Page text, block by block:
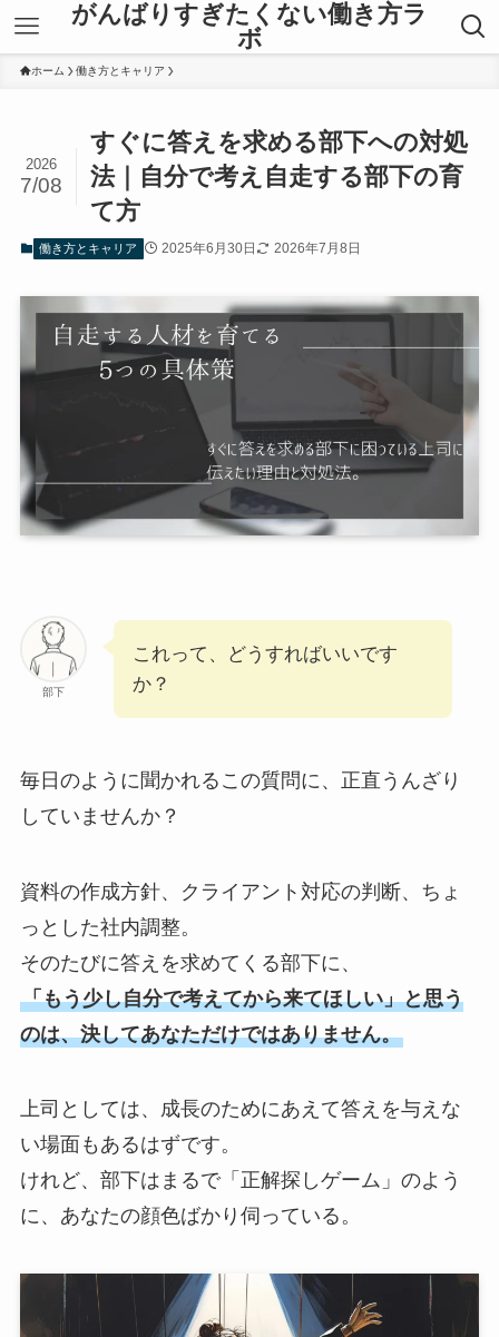
がんばりすぎたくない働き方ラ
ボ
ホーム 働き方とキャリア
すぐに答えを求める部下への対処
法｜自分で考え自走する部下の育
て方
2026
7/08
働き方とキャリア 2025年6月30日 2026年7月8日
部下
これって、どうすればいいです
か？
毎日のように聞かれるこの質問に、正直うんざり
していませんか？
資料の作成方針、クライアント対応の判断、ちょ
っとした社内調整。
そのたびに答えを求めてくる部下に、
「もう少し自分で考えてから来てほしい」と思う
のは、決してあなただけではありません。
上司としては、成長のためにあえて答えを与えな
い場面もあるはずです。
けれど、部下はまるで「正解探しゲーム」のよう
に、あなたの顔色ばかり伺っている。